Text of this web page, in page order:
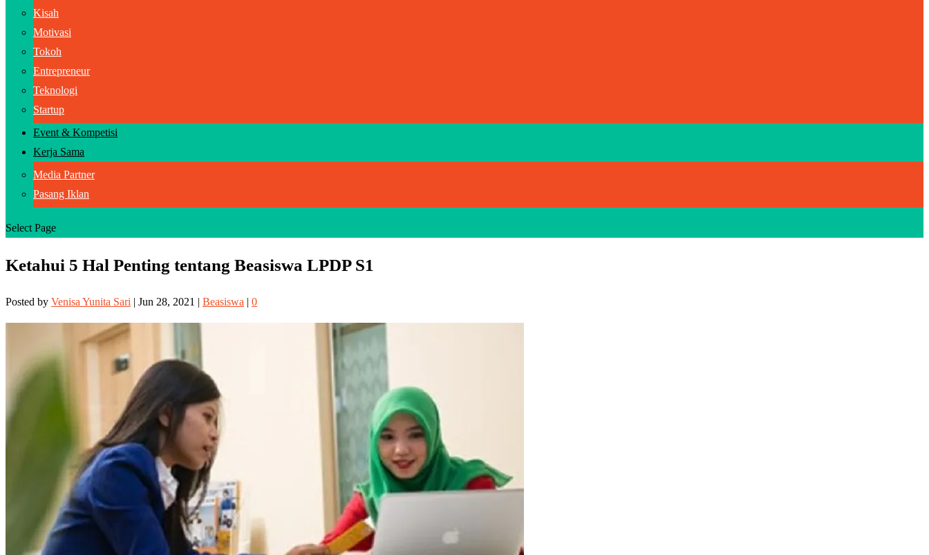
Kisah
Motivasi
Tokoh
Entrepreneur
Teknologi
Startup
Event & Kompetisi
Kerja Sama
Media Partner
Pasang Iklan
Select Page
Ketahui 5 Hal Penting tentang Beasiswa LPDP S1
Posted by Venisa Yunita Sari | Jun 28, 2021 | Beasiswa | 0